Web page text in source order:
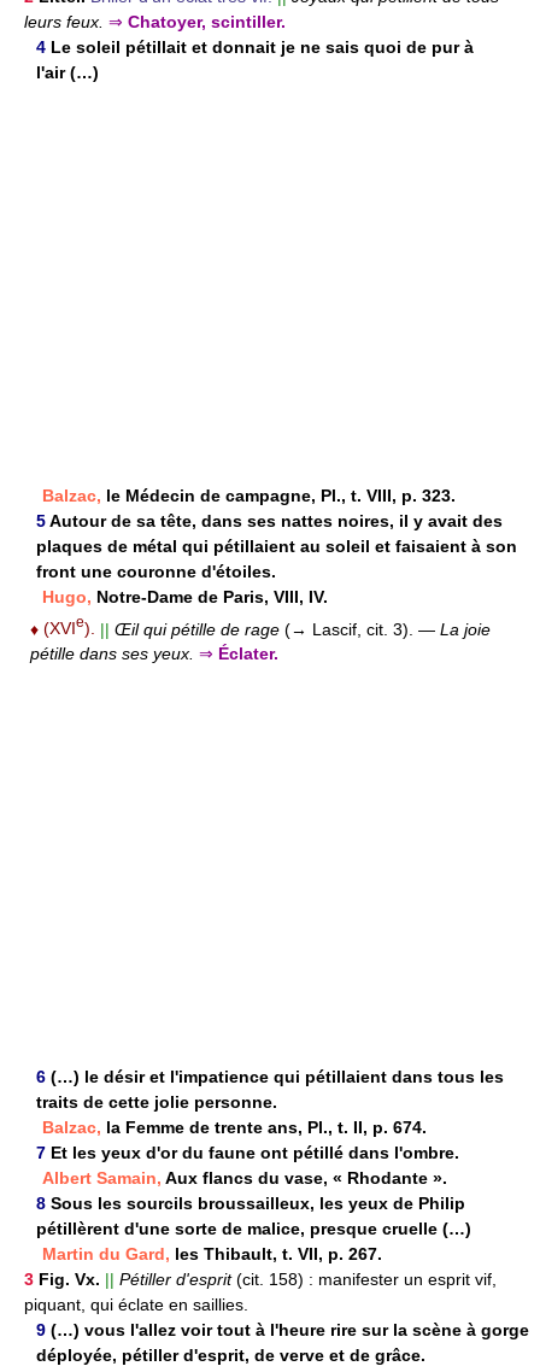
leurs feux. ⇒ Chatoyer, scintiller.
4 Le soleil pétillait et donnait je ne sais quoi de pur à
l'air (…)
Balzac, le Médecin de campagne, Pl., t. VIII, p. 323.
5Autour de sa tête, dans ses nattes noires, il y avait des
plaques de métal qui pétillaient au soleil et faisaient à son
front une couronne d'étoiles.
Hugo, Notre-Dame de Paris, VIII, IV.
♦ (XVIe). || Œil qui pétille de rage (→ Lascif, cit. 3). — La joie
pétille dans ses yeux. ⇒ Éclater.
6 (…) le désir et l'impatience qui pétillaient dans tous les
traits de cette jolie personne.
Balzac, la Femme de trente ans, Pl., t. II, p. 674.
7 Et les yeux d'or du faune ont pétillé dans l'ombre.
Albert Samain, Aux flancs du vase, « Rhodante ».
8 Sous les sourcils broussailleux, les yeux de Philip
pétillèrent d'une sorte de malice, presque cruelle (…)
Martin du Gard, les Thibault, t. VII, p. 267.
3 Fig. Vx. || Pétiller d'esprit(cit. 158) : manifester un esprit vif,
piquant, qui éclate en saillies.
9 (…) vous l'allez voir tout à l'heure rire sur la scène à gorge
déployée, pétiller d'esprit, de verve et de grâce.